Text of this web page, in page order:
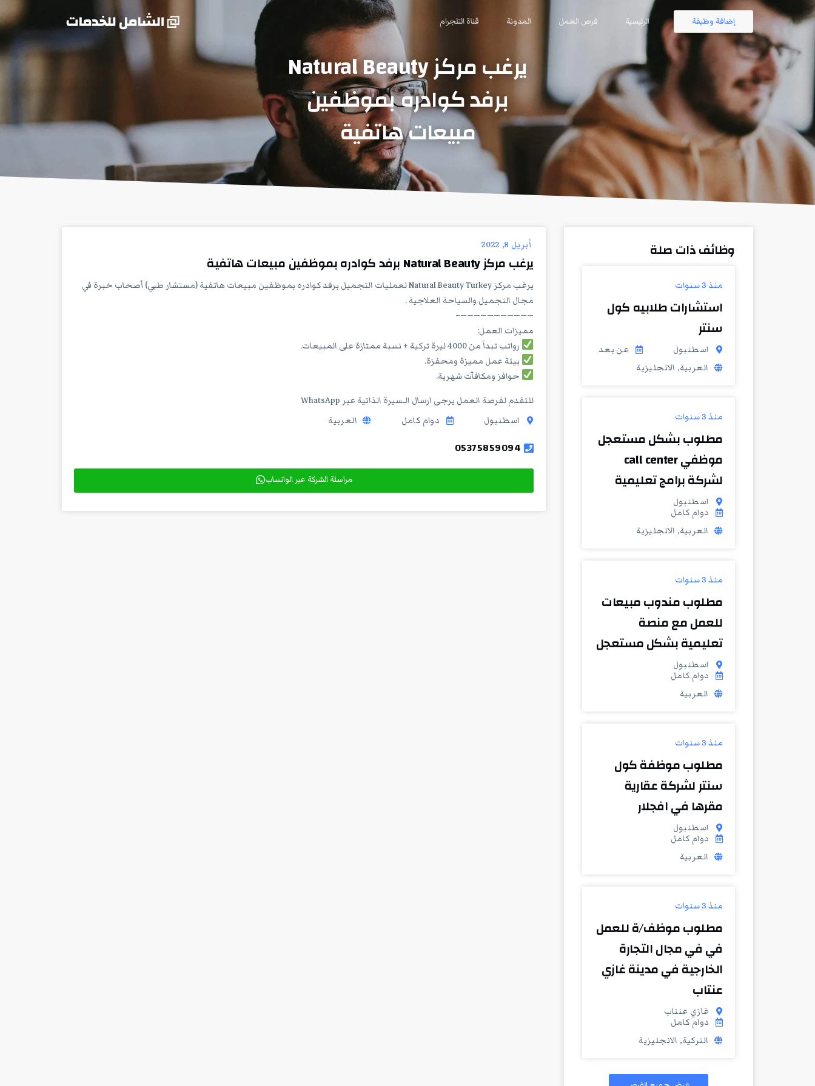
إضافة وظيفة الرئيسية فرص العمل المدونة قناة التلجرام
يرغب مركز Natural Beauty
برفد كوادره بموظفين
مبيعات هاتفية
وظائف ذات صلة
منذ 3 سنوات
استشارات طلابيه كول
سنتر
اسطنبول
عن بعد
العربية, الانجليزية
منذ 3 سنوات
مطلوب بشكل مستعجل
موظفي call center
لشركة برامج تعليمية
اسطنبول
دوام كامل
العربية, الانجليزية
منذ 3 سنوات
مطلوب مندوب مبيعات
للعمل مع منصة
تعليمية بشكل مستعجل
اسطنبول
دوام كامل
العربية
منذ 3 سنوات
مطلوب موظفة كول
سنتر لشركة عقارية
مقرها في افجلار
اسطنبول
دوام كامل
العربية
منذ 3 سنوات
مطلوب موظف/ة للعمل
في في مجال التجارة
الخارجية في مدينة غازي
عنتاب
غازي عنتاب
دوام كامل
التركية, الانجليزية
أبريل 8, 2022
يرغب مركز Natural Beauty برفد كوادره بموظفين مبيعات هاتفية
يرغب مركز Natural Beauty Turkey لعمليات التجميل برفد كوادره بموظفين مبيعات هاتفية (مستشار طبي) أصحاب خبرة في
مجال التجميل والسياحة العلاجية .
———————————–
مميزات العمل:
رواتب تبدأ من 4000 ليرة تركية + نسبة ممتازة على المبيعات.
بيئة عمل مميزة ومحفزة.
حوافز ومكافآت شهرية.
للتقدم لفرصة العمل يرجى ارسال الـسيرة الذاتية عبر WhatsApp
اسطنبول
دوام كامل العربية
05375859094
مراسلة الشركة عبر الواتساب